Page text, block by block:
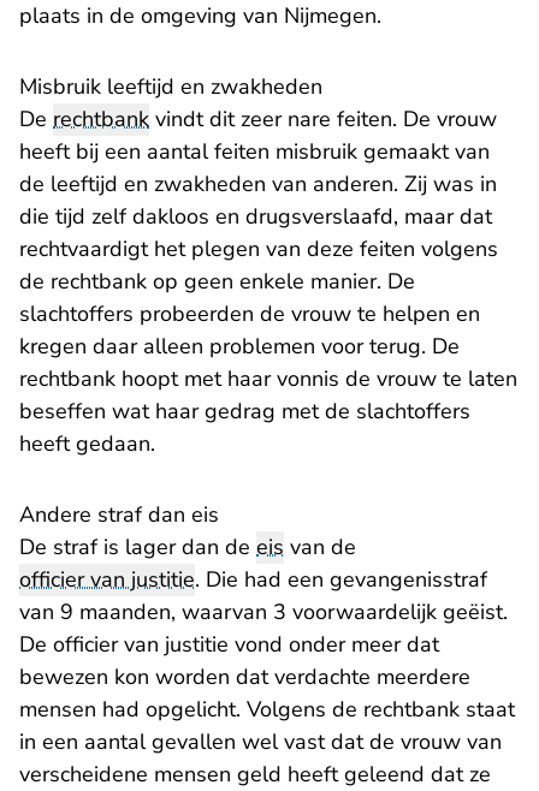
plaats in de omgeving van Nijmegen.
Misbruik leeftijd en zwakheden
De rechtbank vindt dit zeer nare feiten. De vrouw
heeft bij een aantal feiten misbruik gemaakt van
de leeftijd en zwakheden van anderen. Zij was in
die tijd zelf dakloos en drugsverslaafd, maar dat
rechtvaardigt het plegen van deze feiten volgens
de rechtbank op geen enkele manier. De
slachtoffers probeerden de vrouw te helpen en
kregen daar alleen problemen voor terug. De
rechtbank hoopt met haar vonnis de vrouw te laten
beseffen wat haar gedrag met de slachtoffers
heeft gedaan.
Andere straf dan eis
De straf is lager dan de eis van de
officier van justitie. Die had een gevangenisstraf
van 9 maanden, waarvan 3 voorwaardelijk geëist.
De officier van justitie vond onder meer dat
bewezen kon worden dat verdachte meerdere
mensen had opgelicht. Volgens de rechtbank staat
in een aantal gevallen wel vast dat de vrouw van
verscheidene mensen geld heeft geleend dat ze